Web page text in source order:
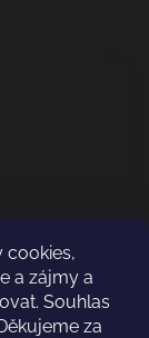
cookies,
a zájmy a
Souhlas
za